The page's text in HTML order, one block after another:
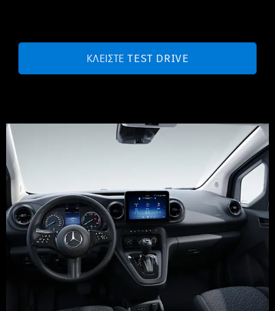
ΚΛΕΊΣΤΕ TEST DRIVE